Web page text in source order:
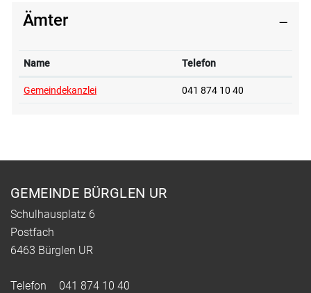
Ämter
Name Telefon
Gemeindekanzlei 041 874 10 40
Fusszeile
GEMEINDE BÜRGLEN UR
Schulhausplatz 6
Postfach
6463 Bürglen UR
Telefon
041 874 10 40